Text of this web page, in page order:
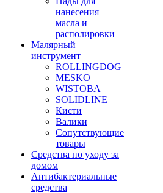
нанесения
масла и
располировки
Малярный
инструмент
ROLLINGDOG
MESKO
WISTOBA
SOLIDLINE
Кисти
Валики
Сопутствующие
товары
Средства по уходу за
домом
Антибактериальные
средства